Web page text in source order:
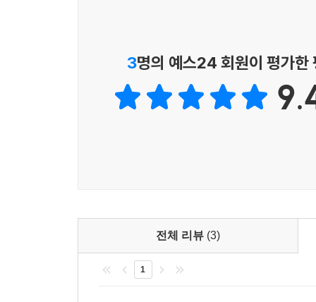
선생님이 시켰든 어떻든 했잖아. / 제석: 선생
그만하라고 한 거지. / 제석: 에잇!
공감) / 제석: ?? (제석의 화가 조금 누그러진 것을
거잖아요. / 교사: 아! 시켜서 한 거라는 생각으로
자기가 사과해야지요. / 교사: 스스로 사과했으면
저도 사과하려고 했어요. / 교사: 그래, 너도 사과
3명의 예스24 회원이 평가한
전체 리뷰 (3)
1